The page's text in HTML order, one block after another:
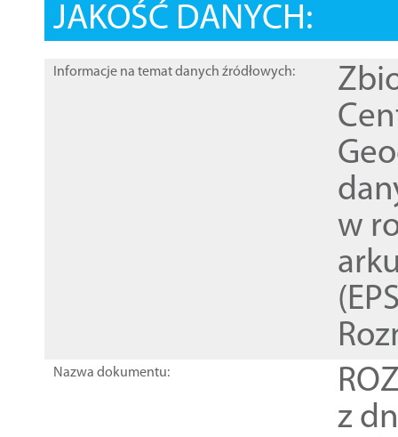
JAKOŚĆ DANYCH:
Informacje na temat danych źródłowych:
w
Nazwa dokumentu:
z